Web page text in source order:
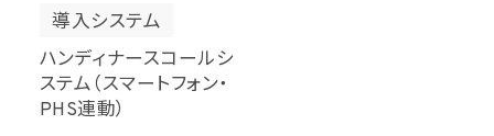
導入システム
ハンディナースコールシ
ステム（スマートフォン・
PHS連動）